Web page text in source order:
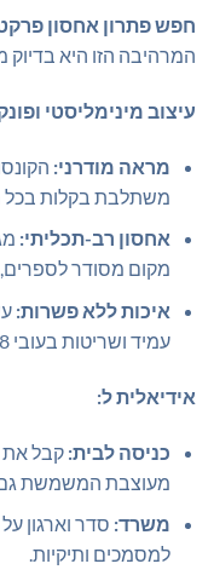
חפש פתרון אחסון
המרהיבה הזו היא
עיצוב מינימליסטי
מראה מודרני:
משתלבת בקלות בכל
אחסון רב-תכליתי:
מקום מסודר
איכות ללא פשרות:
עמיד ושריטות בעובי 18 מ"מ, מבטיח עמידות לאורך שנים.
אידיאלית ל:
כניסה לבית: קבל את
מעוצבת המשמשת גם
משרד: סדר וארגון
למסמכים ותיקיות.